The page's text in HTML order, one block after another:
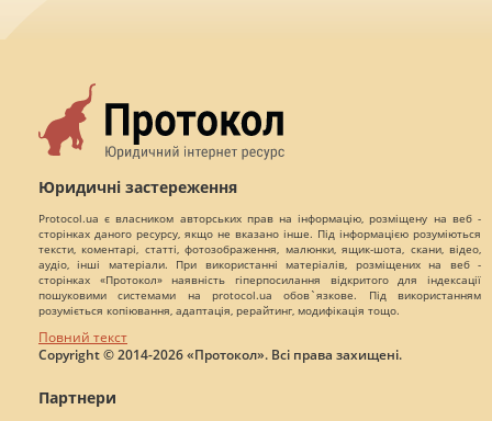
Юридичні застереження
Protocol.ua є власником авторських прав на інформацію, розміщену на веб -
сторінках даного ресурсу, якщо не вказано інше. Під інформацією розуміються
тексти, коментарі, статті, фотозображення, малюнки, ящик-шота, скани, відео,
аудіо, інші матеріали. При використанні матеріалів, розміщених на веб -
сторінках «Протокол» наявність гіперпосилання відкритого для індексації
пошуковими системами на protocol.ua обов`язкове. Під використанням
розуміється копіювання, адаптація, рерайтинг, модифікація тощо.
Повний текст
Copyright © 2014-2026 «Протокол». Всі права захищені.
Партнери